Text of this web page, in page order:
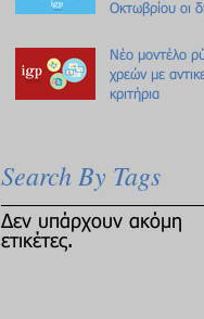
Οκτωβρίου οι
Νέο μοντέλο
χρεών με
κριτήρια
Search By Tags
Δεν υπάρχουν ακόμη
ετικέτες.